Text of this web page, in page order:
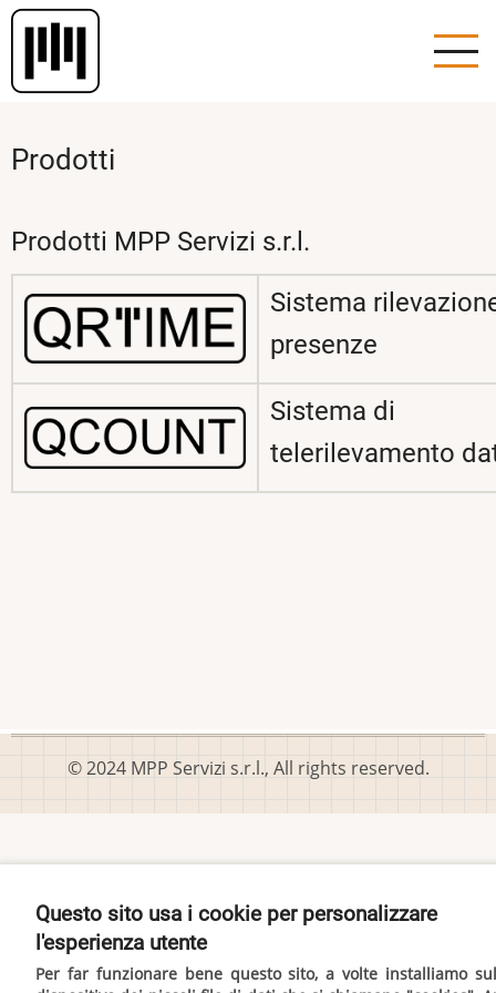
Salta
contenuto
principale
Prodotti
Prodotti MPP Servizi s.r.l.
Sistema
presenze
Sistema di
telerilevamento
© 2024 MPP Servizi s.r.l., All rights reserved.
Questo sito usa i cookie per personalizzare
l'esperienza utente
Per far funzionare bene questo sito, a volte installiamo